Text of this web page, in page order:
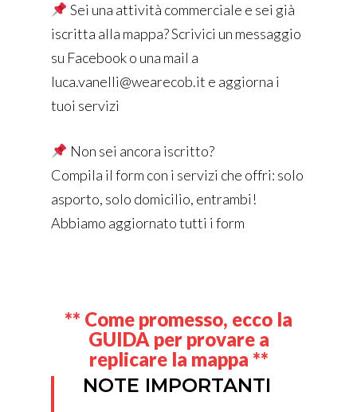
Sei una attività commerciale e sei già
iscritta alla mappa? Scrivici un messaggio
su Facebook o una mail a
luca.vanelli@wearecob.it e aggiorna i
tuoi servizi
Non sei ancora iscritto?
Compila il form con i servizi che offri: solo
asporto, solo domicilio, entrambi!
Abbiamo aggiornato tutti i form
** Come promesso, ecco la
GUIDA per provare a
replicare la mappa **
NOTE IMPORTANTI